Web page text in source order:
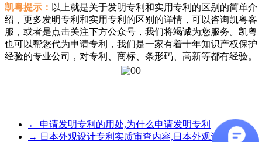
凯粤提示： 以上就是关于发明专利和实用专利的区别的简单介
绍，更多发明专利和实用专利的区别的详情，可以咨询凯粤客
服，或者是点击关注下方公众号，我们将竭诚为您服务。凯粤
也可以帮您代为申请专利，我们是一家有着十年知识产权保护
经验的专业公司，对专利、商标、条形码、高新等都有经验。
← 申请发明专利的用处,为什么申请发明专利
→ 日本外观设计专利实质审查内容,日本外观设计专利实